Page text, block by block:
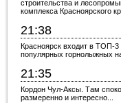
строительства и
комплекса Красноярского
21:38
Красноярск входит в ТОП-
популярных горнолыжных
21:35
Кордон Чул-Аксы. Там
размеренно и интересно...